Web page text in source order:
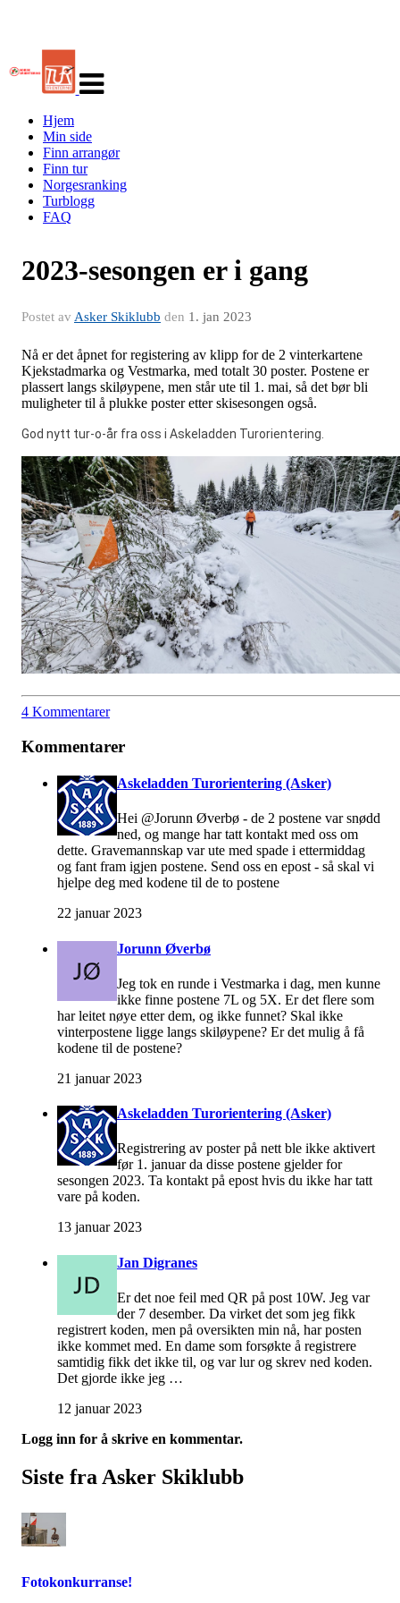
navigasjon
Hjem
Min side
Finn arrangør
Finn tur
Norgesranking
Turblogg
FAQ
2023-sesongen er i gang
Postet av Asker Skiklubb den 1. jan 2023
Nå er det åpnet for registering av klipp for de 2 vinterkartene
Kjekstadmarka og Vestmarka, med totalt 30 poster. Postene er
plassert langs skiløypene, men står ute til 1. mai, så det bør bli
muligheter til å plukke poster etter skisesongen også.
God nytt tur-o-år fra oss i Askeladden Turorientering.
4 Kommentarer
Kommentarer
Askeladden Turorientering (Asker)
Hei @Jorunn Øverbø - de 2 postene var snødd
ned, og mange har tatt kontakt med oss om
dette. Gravemannskap var ute med spade i ettermiddag
og fant fram igjen postene. Send oss en epost - så skal vi
hjelpe deg med kodene til de to postene
22 januar 2023
Jorunn Øverbø
Jeg tok en runde i Vestmarka i dag, men kunne
ikke finne postene 7L og 5X. Er det flere som
har leitet nøye etter dem, og ikke funnet? Skal ikke
vinterpostene ligge langs skiløypene? Er det mulig å få
kodene til de postene?
21 januar 2023
Askeladden Turorientering (Asker)
Registrering av poster på nett ble ikke aktivert
før 1. januar da disse postene gjelder for
sesongen 2023. Ta kontakt på epost hvis du ikke har tatt
vare på koden.
13 januar 2023
Jan Digranes
Er det noe feil med QR på post 10W. Jeg var
der 7 desember. Da virket det som jeg fikk
registrert koden, men på oversikten min nå, har posten
ikke kommet med. En dame som forsøkte å registrere
samtidig fikk det ikke til, og var lur og skrev ned koden.
Det gjorde ikke jeg …
12 januar 2023
Logg inn for å skrive en kommentar.
Siste fra Asker Skiklubb
Fotokonkurranse!